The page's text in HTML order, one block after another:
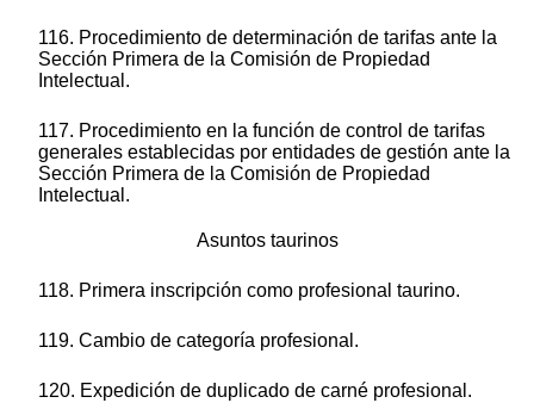
116. Procedimiento de determinación de tarifas ante la
Sección Primera de la Comisión de Propiedad
Intelectual.
117. Procedimiento en la función de control de tarifas
generales establecidas por entidades de gestión ante la
Sección Primera de la Comisión de Propiedad
Intelectual.
Asuntos taurinos
118. Primera inscripción como profesional taurino.
119. Cambio de categoría profesional.
120. Expedición de duplicado de carné profesional.